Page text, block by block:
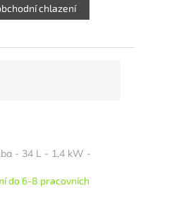
chlazení
- 34 L - 1,4 kW -
do 6-8 pracovních